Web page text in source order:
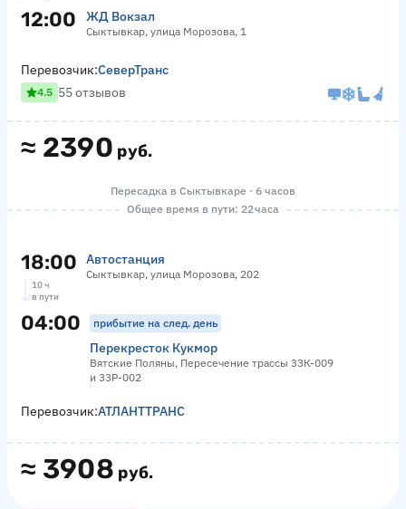
12:00 ЖД Вокзал
Сыктывкар, улица Морозова, 1
≈ 2390 руб.
Перевозчик:СеверТранс
4.5 55 отзывов
Пересадка в Сыктывкаре · 6 часов
Общее время в пути: 22 часа
18:00 Автостанция
Сыктывкар, улица Морозова, 202
10 ч
в пути
04:00 прибытие на след. день
Перекресток Кукмор
Вятские Поляны, Пересечение трассы 33К-009
и 33Р-002
≈ 3908 руб.
Перевозчик:АТЛАНТТРАНС